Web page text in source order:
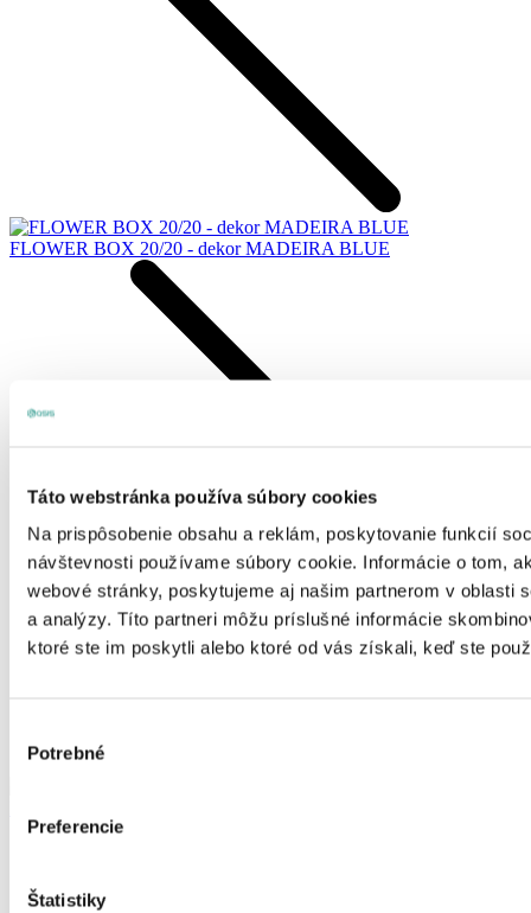
Táto webstránka používa súbory cookies
Na prispôsobenie obsahu a reklám, poskytovanie funkcií
návštevnosti používame súbory cookie. Informácie o tom,
webové stránky, poskytujeme aj našim partnerom v oblasti
a analýzy. Títo partneri môžu príslušné informácie
ktoré ste im poskytli alebo ktoré od vás získali, keď ste
súhlasu
Potrebné
Preferencie
Štatistiky
FLOWER BOX 20/20 - dekor MADEIRA BLUE